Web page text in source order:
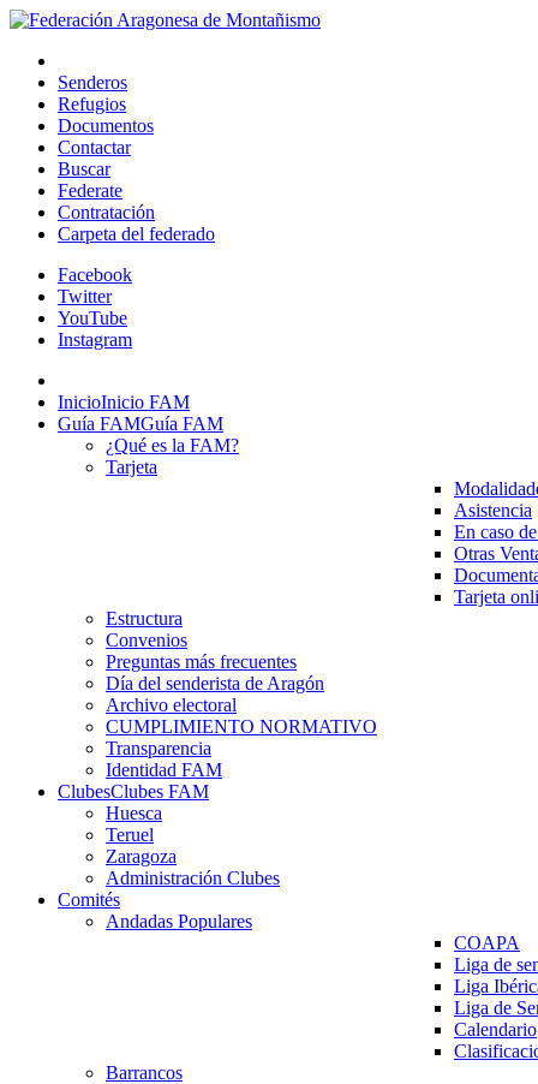
Senderos
Refugios
Documentos
Contactar
Buscar
Federate
Contratación
Carpeta del federado
Facebook
Twitter
YouTube
Instagram
InicioInicio FAM
Guía FAMGuía FAM
¿Qué es la FAM?
Tarjeta
Asistencia
En caso
Otras
Tarjeta
Estructura
Convenios
Preguntas más frecuentes
Día del senderista de Aragón
Archivo electoral
CUMPLIMIENTO NORMATIVO
Transparencia
Identidad FAM
ClubesClubes FAM
Huesca
Teruel
Zaragoza
Administración Clubes
Comités
Andadas Populares
COAPA
Liga de
Liga
Liga de
Calendario
Barrancos